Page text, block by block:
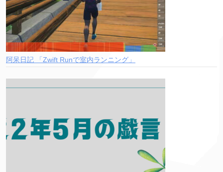
阿呆日記 「Zwift Runで室内ランニング」